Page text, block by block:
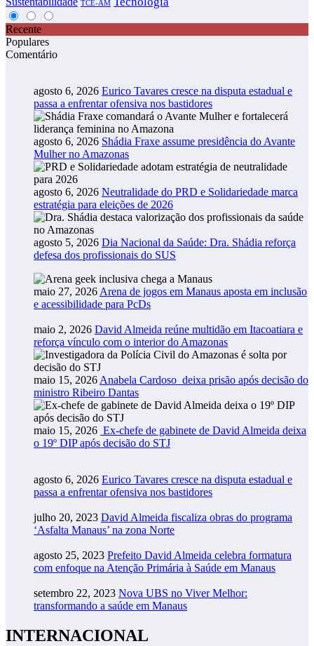
TCE-AM
Recente
Populares
Comentário
agosto 6, 2026 Eurico Tavares cresce na disputa estadual e
passa a enfrentar ofensiva nos bastidores
agosto 6, 2026 Shádia Fraxe assume presidência do Avante
Mulher no Amazonas
agosto 6, 2026 Neutralidade do PRD e Solidariedade marca
estratégia para eleições de 2026
agosto 5, 2026 Dia Nacional da Saúde: Dra. Shádia reforça
defesa dos profissionais do SUS
maio 27, 2026 Arena de jogos em Manaus aposta em inclusão
e acessibilidade para PcDs
maio 2, 2026 David Almeida reúne multidão em Itacoatiara e
reforça vínculo com o interior do Amazonas
maio 15, 2026 Anabela Cardoso deixa prisão após decisão do
ministro Ribeiro Dantas
maio 15, 2026 Ex-chefe de gabinete de David Almeida deixa
o 19º DIP após decisão do STJ
agosto 6, 2026 Eurico Tavares cresce na disputa estadual e
passa a enfrentar ofensiva nos bastidores
julho 20, 2023 David Almeida fiscaliza obras do programa
‘Asfalta Manaus’ na zona Norte
agosto 25, 2023 Prefeito David Almeida celebra formatura
com enfoque na Atenção Primária à Saúde em Manaus
setembro 22, 2023 Nova UBS no Viver Melhor:
transformando a saúde em Manaus
INTERNACIONAL